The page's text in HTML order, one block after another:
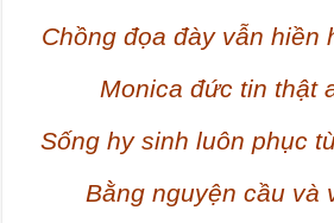
Chồng đọa đày vẫn hiền
Monica đức tin thật
Sống hy sinh luôn phục
Bằng nguyện cầu và